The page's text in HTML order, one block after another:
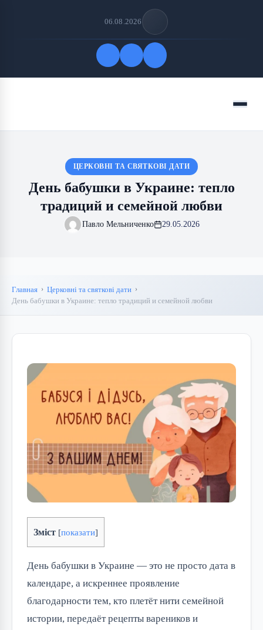
06.08.2026
Меню
ЦЕРКОВНІ ТА СВЯТКОВІ ДАТИ
День бабушки в Украине: тепло
традиций и семейной любви
Павло Мельниченко 29.05.2026
Главная
Церковні та святкові дати
День бабушки в Украине: тепло традиций и семейной любви
Зміст [показати]
День бабушки в Украине — это не просто дата в
календаре, а искреннее проявление
благодарности тем, кто плетёт нити семейной
истории, передаёт рецепты вареников и